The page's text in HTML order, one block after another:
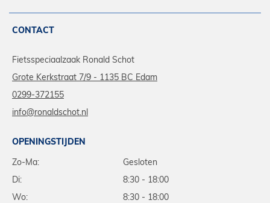
CONTACT
Fietsspeciaalzaak Ronald Schot
Grote Kerkstraat 7/9 - 1135 BC Edam
0299-372155
info@ronaldschot.nl
OPENINGSTIJDEN
Zo-Ma:
Gesloten
Di:
8:30 - 18:00
Wo:
8:30 - 18:00